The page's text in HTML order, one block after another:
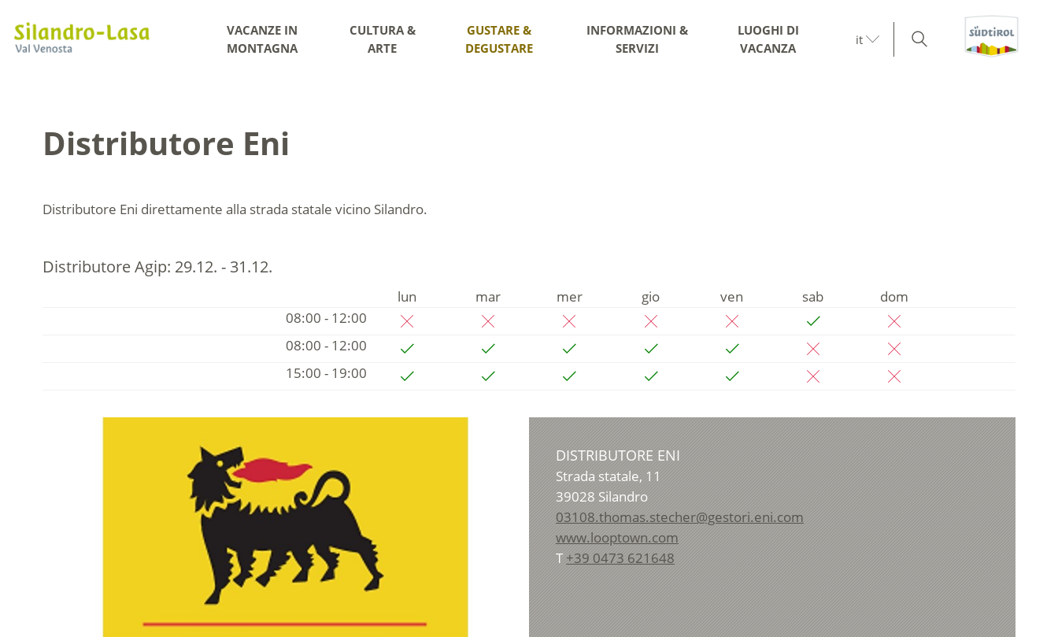
VACANZE IN
MONTAGNA
CULTURA &
ARTE
GUSTARE &
DEGUSTARE
INFORMAZIONI &
SERVIZI
LUOGHI DI
VACANZA
it
Distributore Eni
Distributore Eni direttamente alla strada statale vicino Silandro.
Distributore Agip: 29.12. - 31.12.
lun mar mer gio ven sab
dom
08:00 - 12:00
08:00 - 12:00
15:00 - 19:00
DISTRIBUTORE ENI
Strada statale, 11
39028 Silandro
03108.thomas.stecher@gestori.eni.com
www.looptown.com
T+39 0473 621648